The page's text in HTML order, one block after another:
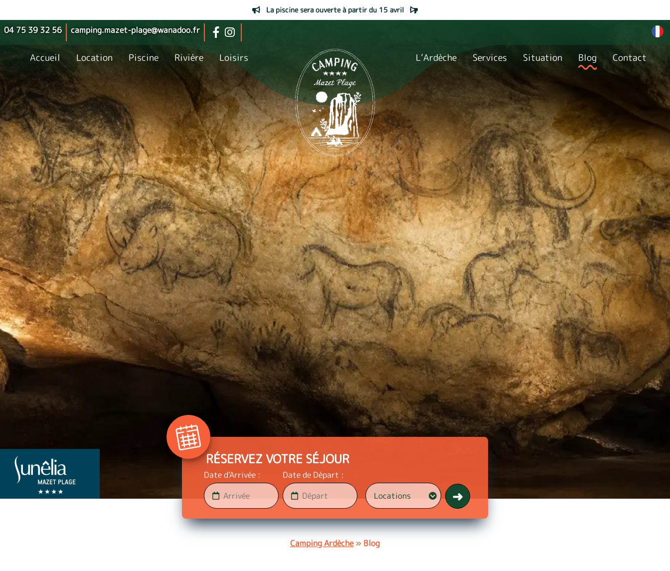
La piscine sera ouverte à partir du 15 avril
04 75 39 32 56 camping.mazet-plage@wanadoo.fr
Accueil Location Piscine Rivière Loisirs L’Ardèche Services Situation Blog Contact
RÉSERVEZ VOTRE SÉJOUR
Date d'Arrivée : Date de Départ :
Camping Ardèche» Blog